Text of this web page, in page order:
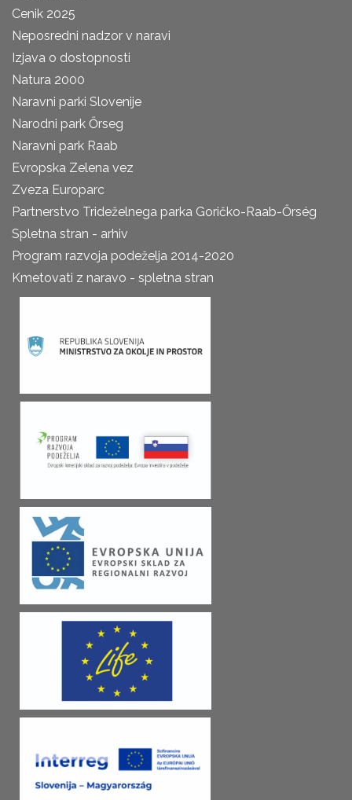
Cenik 2025
Neposredni nadzor v naravi
Izjava o dostopnosti
Natura 2000
Naravni parki Slovenije
Narodni park Őrseg
Naravni park Raab
Evropska Zelena vez
Zveza Europarc
Partnerstvo Trideželnega parka Goričko-Raab-Őrség
Spletna stran - arhiv
Program razvoja podeželja 2014-2020
Kmetovati z naravo - spletna stran